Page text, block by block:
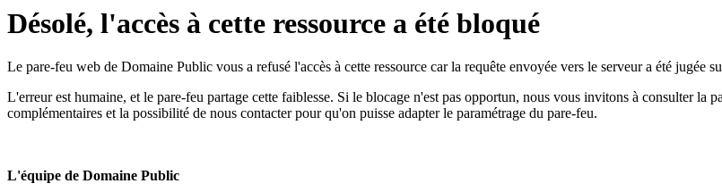
Désolé, l'accès à cette ressource a été bloqué
Le pare-feu web de Domaine Public vous a refusé l'accès à cette ressource car la requête envoyée vers le serveur a été jugée
L'erreur est humaine, et le pare-feu partage cette faiblesse. Si le blocage n'est pas opportun, nous vous invitons à consulter la
complémentaires et la possibilité de nous contacter pour qu'on puisse adapter le paramétrage du pare-feu.
L'équipe de Domaine Public